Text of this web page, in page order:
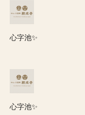
心字池✨
心字池✨